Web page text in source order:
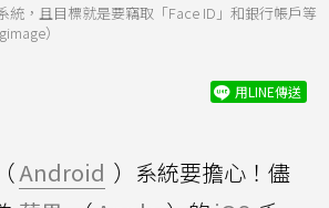
統，且目標就是要竊取「Face ID」和銀行帳戶等
）
用LINE傳送
Android ）系統要擔心！儘